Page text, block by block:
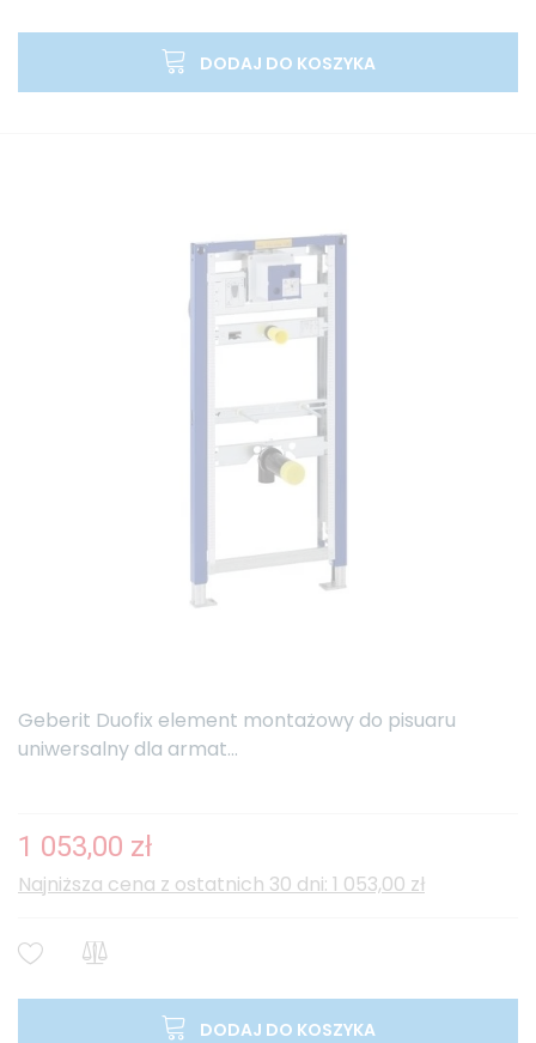
DODAJ DO KOSZYKA
Geberit Duofix element montażowy do pisuaru
uniwersalny dla armat...
1 053,00 zł
Najniższa cena z ostatnich 30 dni: 1 053,00 zł
DODAJ DO KOSZYKA